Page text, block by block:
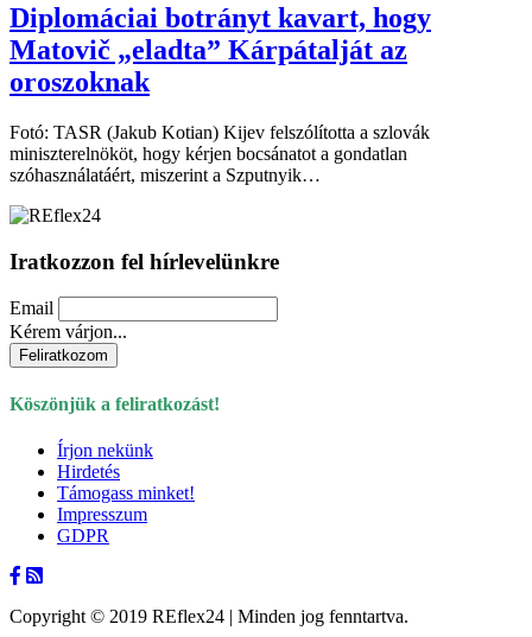
Diplomáciai botrányt kavart, hogy
Matovič „eladta” Kárpátalját az
oroszoknak
Fotó: TASR (Jakub Kotian) Kijev felszólította a szlovák
miniszterelnököt, hogy kérjen bocsánatot a gondatlan
szóhasználatáért, miszerint a Szputnyik…
Iratkozzon fel hírlevelünkre
Email
Kérem várjon...
Köszönjük a feliratkozást!
Írjon nekünk
Hirdetés
Támogass minket!
Impresszum
GDPR
Copyright © 2019 REflex24 | Minden jog fenntartva.